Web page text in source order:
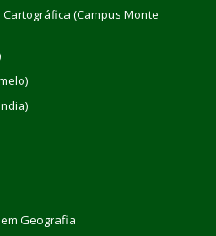
(Campus Monte
Geografia